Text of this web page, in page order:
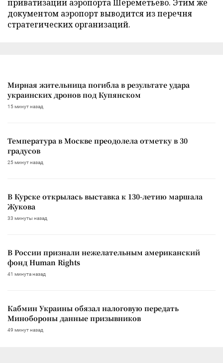
приватизации аэропорта Шереметьево. Этим же
документом аэропорт выводится из перечня
стратегических организаций.
Мирная жительница погибла в результате удара
украинских дронов под Купянском
15 минут назад
Температура в Москве преодолела отметку в 30
градусов
25 минут назад
В Курске открылась выставка к 130-летию маршала
Жукова
33 минуты назад
В России признали нежелательным американский
фонд Human Rights
41 минута назад
Кабмин Украины обязал налоговую передать
Минобороны данные призывников
49 минут назад